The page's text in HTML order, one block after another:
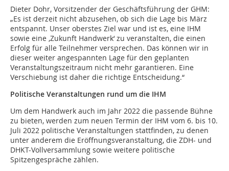
Dieter Dohr, Vorsitzender der Geschäftsführung der GHM:
„Es ist derzeit nicht abzusehen, ob sich die Lage bis März
entspannt. Unser oberstes Ziel war und ist es, eine IHM
sowie eine ,Zukunft Handwerk‘ zu veranstalten, die einen
Erfolg für alle Teilnehmer versprechen. Das können wir in
dieser weiter angespannten Lage für den geplanten
Veranstaltungszeitraum nicht mehr garantieren. Eine
Verschiebung ist daher die richtige Entscheidung.“
Politische Veranstaltungen rund um die IHM
Um dem Handwerk auch im Jahr 2022 die passende Bühne
zu bieten, werden zum neuen Termin der IHM vom 6. bis 10.
Juli 2022 politische Veranstaltungen stattfinden, zu denen
unter anderem die Eröffnungsveranstaltung, die ZDH- und
DHKT-Vollversammlung sowie weitere politische
Spitzengespräche zählen.